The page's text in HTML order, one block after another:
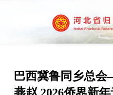
巴西冀鲁同乡总
燕赵 2026侨界新